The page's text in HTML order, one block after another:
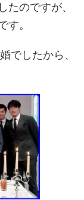
たのですが、
す。
でしたから、